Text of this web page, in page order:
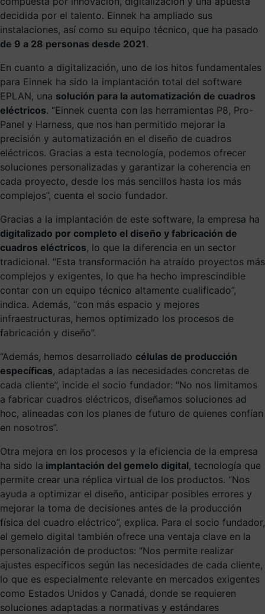
decidida por el talento. Einnek ha ampliado sus
instalaciones, así como su equipo técnico, que ha pasado
de 9 a 28 personas desde 2021.
En cuanto a digitalización, uno de los hitos fundamentales
para Einnek ha sido la implantación total del software
EPLAN, una solución para la automatización de cuadros
eléctricos. “Einnek cuenta con las herramientas P8, Pro-
Panel y Harness, que nos han permitido mejorar la
precisión y automatización en el diseño de cuadros
eléctricos. Gracias a esta tecnología, podemos ofrecer
soluciones personalizadas y garantizar la coherencia en
cada proyecto, desde los más sencillos hasta los más
complejos”, cuenta el socio fundador.
Gracias a la implantación de este software, la empresa ha
digitalizado por completo el diseño y fabricación de
cuadros eléctricos, lo que la diferencia en un sector
tradicional. “Esta transformación ha atraído proyectos más
complejos y exigentes, lo que ha hecho imprescindible
contar con un equipo técnico altamente cualificado”,
indica. Además, “con más espacio y mejores
infraestructuras, hemos optimizado los procesos de
fabricación y diseño”.
“Además, hemos desarrollado células de producción
específicas, adaptadas a las necesidades concretas de
cada cliente”, incide el socio fundador: “No nos limitamos
a fabricar cuadros eléctricos, diseñamos soluciones ad
hoc, alineadas con los planes de futuro de quienes confían
en nosotros”.
Otra mejora en los procesos y la eficiencia de la empresa
ha sido la implantación del gemelo digital, tecnología que
permite crear una réplica virtual de los productos. “Nos
ayuda a optimizar el diseño, anticipar posibles errores y
mejorar la toma de decisiones antes de la producción
física del cuadro eléctrico”, explica. Para el socio fundador,
el gemelo digital también ofrece una ventaja clave en la
personalización de productos: “Nos permite realizar
ajustes específicos según las necesidades de cada cliente,
lo que es especialmente relevante en mercados exigentes
como Estados Unidos y Canadá, donde se requieren
soluciones adaptadas a normativas y estándares